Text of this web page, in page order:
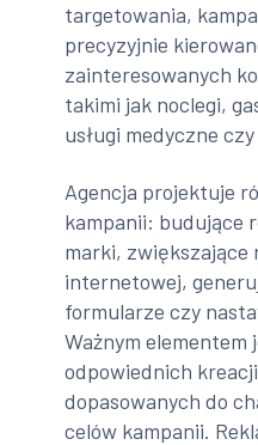
targetowania,
precyzyjnie
zainteresowanych
takimi jak noclegi,
usługi medyczne
Agencja projektuje
kampanii: budujące
marki, zwiększające
internetowej,
formularze czy
Ważnym
odpowiednich
dopasowanych do
celów kampanii.